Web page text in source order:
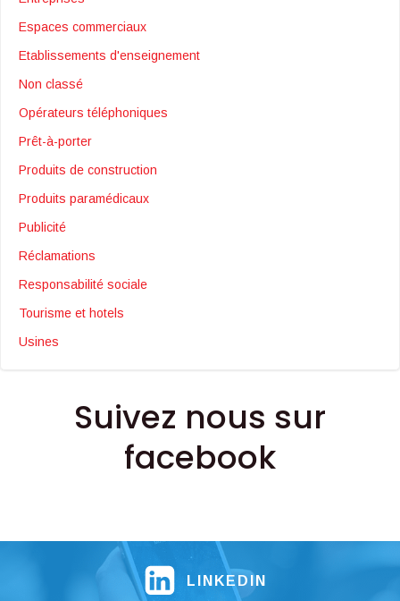
Espaces commerciaux
Etablissements d'enseignement
Non classé
Opérateurs téléphoniques
Prêt-à-porter
Produits de construction
Produits paramédicaux
Publicité
Réclamations
Responsabilité sociale
Tourisme et hotels
Usines
Suivez nous sur
facebook
LINKEDIN